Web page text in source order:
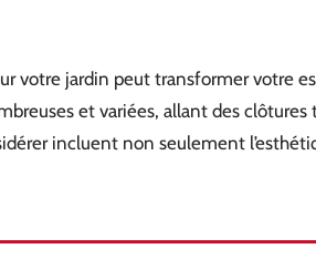
votre jardin peut transformer votre
et variées, allant des
incluent non seulement